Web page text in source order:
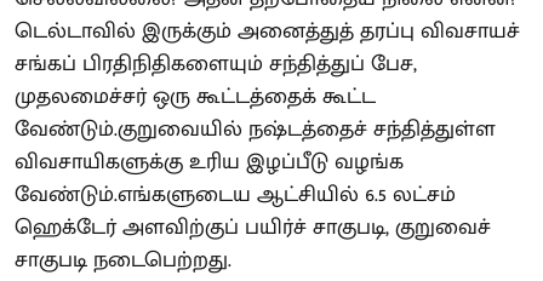
டெல்டாவில் இருக்கும் அனைத்துத் தரப்பு விவசாயச்
சங்கப் பிரதிநிதிகளையும் சந்தித்துப் பேச,
முதலமைச்சர் ஒரு கூட்டத்தைக் கூட்ட
வேண்டும்.குறுவையில் நஷ்டத்தைச் சந்தித்துள்ள
விவசாயிகளுக்கு உரிய இழப்பீடு வழங்க
வேண்டும்.எங்களுடைய ஆட்சியில் 6.5 லட்சம்
ஹெக்டேர் அளவிற்குப் பயிர்ச் சாகுபடி, குறுவைச்
சாகுபடி நடைபெற்றது.